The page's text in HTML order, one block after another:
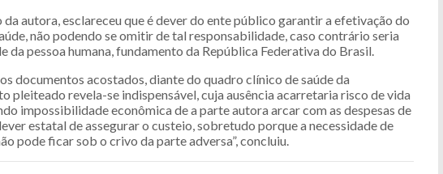
autora, esclareceu que é dever do ente público garantir a efetivação do
não podendo se omitir de tal responsabilidade, caso contrário seria
da pessoa humana, fundamento da República Federativa do Brasil.
documentos acostados, diante do quadro clínico de saúde da
pleiteado revela-se indispensável, cuja ausência acarretaria risco de vida
impossibilidade econômica de a parte autora arcar com as despesas de
estatal de assegurar o custeio, sobretudo porque a necessidade de
pode ficar sob o crivo da parte adversa”, concluiu.